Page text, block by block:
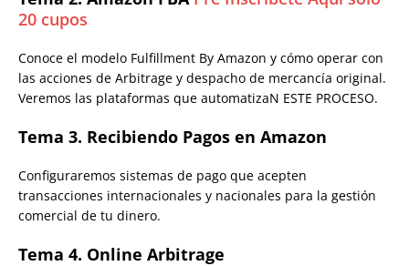
20 cupos
Conoce el modelo Fulfillment By Amazon y cómo operar con
las acciones de Arbitrage y despacho de mercancía original.
Veremos las plataformas que automatizaN ESTE PROCESO.
Tema 3. Recibiendo Pagos en Amazon
Configuraremos sistemas de pago que acepten
transacciones internacionales y nacionales para la gestión
comercial de tu dinero.
Tema 4. Online Arbitrage